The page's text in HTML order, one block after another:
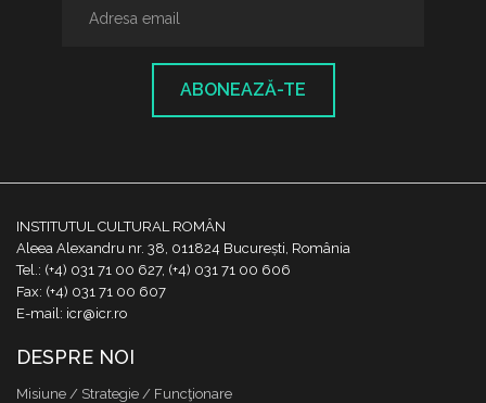
ABONEAZĂ-TE
INSTITUTUL CULTURAL ROMÂN
Aleea Alexandru nr. 38, 011824 București, România
Tel.: (+4) 031 71 00 627, (+4) 031 71 00 606
Fax: (+4) 031 71 00 607
E-mail: icr@icr.ro
DESPRE NOI
Misiune / Strategie / Funcţionare